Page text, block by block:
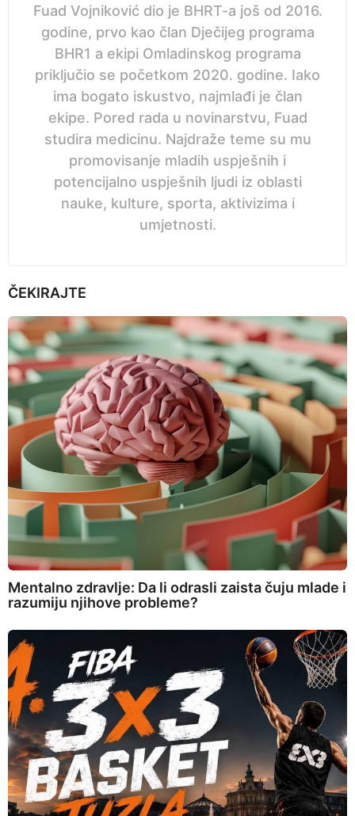
Fuad Vojniković dio je BHRT-a još od 2016.
godine, prvo kao član Dječijeg programa
BHR1 a ekipi Omladinskog programa
priključio se početkom 2020. godine. Iako
ima bogato iskustvo, najmlađi je član
ekipe. Pored rada u novinarstvu, Fuad
studira medicinu. Najdraže teme su mu
promovisanje mladih uspješnih i
potencijalno uspješnih ljudi iz oblasti
nauke, kulture, sporta, aktivizima i
umjetnosti.
ČEKIRAJTE
Mentalno zdravlje: Da li odrasli zaista čuju mlade i
razumiju njihove probleme?